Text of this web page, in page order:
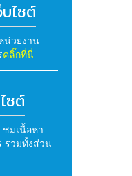
บไซต์
น่วยงาน
คลิ๊กที่นี่
ซต์
ชมเนื้อหา
รวมทั้งส่วน